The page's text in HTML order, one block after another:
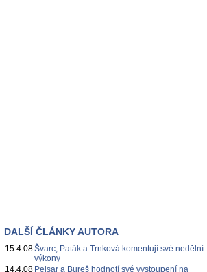
DALŠÍ ČLÁNKY AUTORA
15.4.08Švarc, Paták a Trnková komentují své nedělní
výkony
14.4.08 Pejsar a Bureš hodnotí své vystoupení na